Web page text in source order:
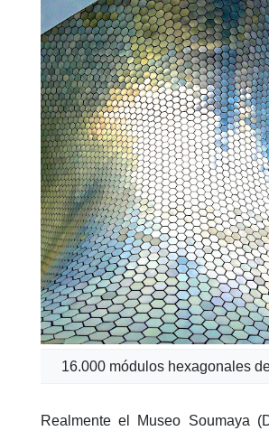
16.000 módulos hexagonales
Realmente el Museo Soumaya